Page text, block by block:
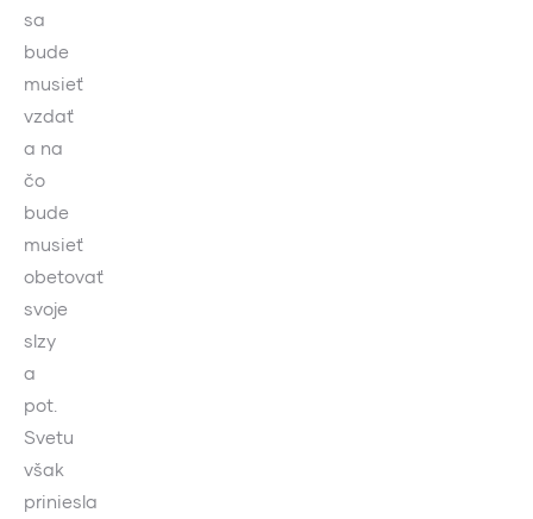
sa
bude
musieť
vzdať
a na
čo
bude
musieť
obetovať
svoje
slzy
a
pot.
Svetu
však
priniesla